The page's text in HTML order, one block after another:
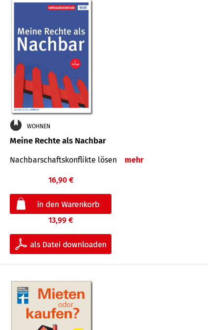
WOHNEN
Meine Rechte als Nachbar
Nach­bar­schafts­konflikte lösen mehr
16,90 €
13,99 €